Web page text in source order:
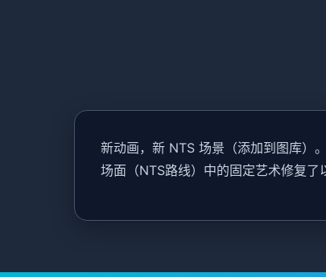
新动画，新 NTS 场景（添加到图库）
场面（NTS路线）中的固定艺术修复